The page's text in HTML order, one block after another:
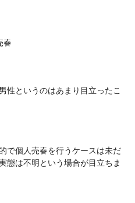
春
性というのはあまり目立ったこ
で個人売春を行うケースは未だ
態は不明という場合が目立ちま